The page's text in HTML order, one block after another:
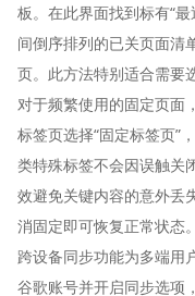
板。在此界面找到标有“
间倒序排列的已关页面清
页。此方法特别适合需要
对于频繁使用的固定页面
标签页选择“固定标签页”
类特殊标签不会因误触关
效避免关键内容的意外丢
消固定即可恢复正常状态。
跨设备同步功能为多端用
谷歌账号并开启同步选项